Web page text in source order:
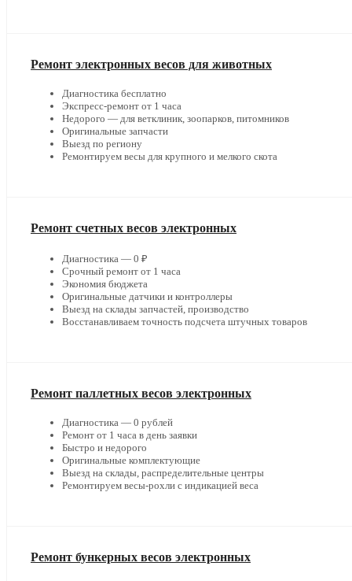
Ремонт электронных весов для животных
Диагностика бесплатно
Экспресс-ремонт от 1 часа
Недорого — для ветклиник, зоопарков, питомников
Оригинальные запчасти
Выезд по региону
Ремонтируем весы для крупного и мелкого скота
Ремонт счетных весов электронных
Диагностика — 0 ₽
Срочный ремонт от 1 часа
Экономия бюджета
Оригинальные датчики и контроллеры
Выезд на склады запчастей, производство
Восстанавливаем точность подсчета штучных товаров
Ремонт паллетных весов электронных
Диагностика — 0 рублей
Ремонт от 1 часа в день заявки
Быстро и недорого
Оригинальные комплектующие
Выезд на склады, распределительные центры
Ремонтируем весы-рохли с индикацией веса
Ремонт бункерных весов электронных